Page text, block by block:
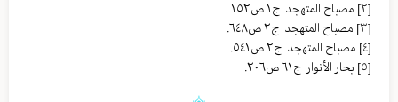
[٢]
مصباح المتهجد ج١ ص١٥٢
[٣]
مصباح المتهجد ج٢ ص٦٤٨.
[٤]
مصباح المتهجد ج٢ ص٥٤١.
[٥]
بحار الأنوار ج٦١ ص٢٠٦.